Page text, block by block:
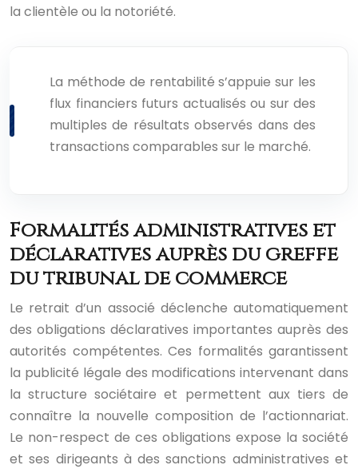
la clientèle ou la notoriété.
La méthode de rentabilité s’appuie sur les
flux financiers futurs actualisés ou sur des
multiples de résultats observés dans des
transactions comparables sur le marché.
Formalités administratives et
déclaratives auprès du greffe
du tribunal de commerce
Le retrait d’un associé déclenche automatiquement
des obligations déclaratives importantes auprès des
autorités compétentes. Ces formalités garantissent
la publicité légale des modifications intervenant dans
la structure sociétaire et permettent aux tiers de
connaître la nouvelle composition de l’actionnariat.
Le non-respect de ces obligations expose la société
et ses dirigeants à des sanctions administratives et